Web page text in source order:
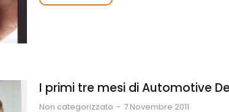
I primi tre mesi di Automotive
Non categorizzato 7 Novembre 2011